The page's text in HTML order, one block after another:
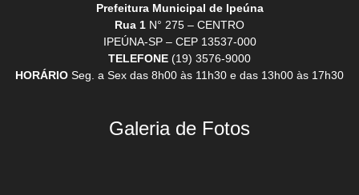
Prefeitura Municipal de Ipeúna
Rua 1 N° 275 – CENTRO
IPEÚNA-SP – CEP 13537-000
TELEFONE (19) 3576-9000
HORÁRIO Seg. a Sex das 8h00 às 11h30 e das 13h00 às 17h30
Galeria de Fotos